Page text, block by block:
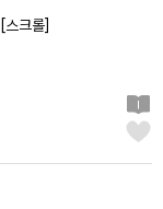
크롤]